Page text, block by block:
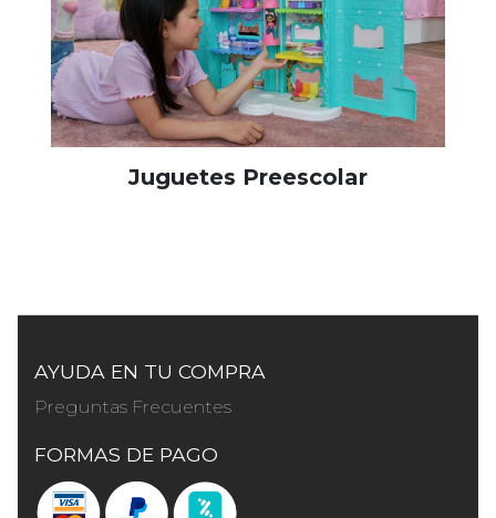
Juguetes Preescolar
AYUDA EN TU COMPRA
Preguntas Frecuentes
FORMAS DE PAGO